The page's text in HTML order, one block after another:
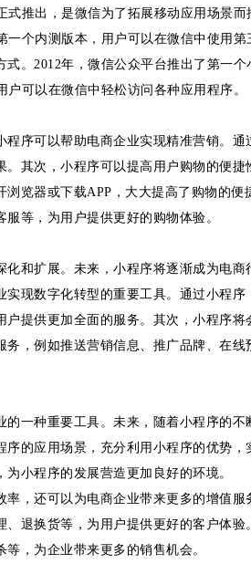
推出，是微信为了拓展移动应用场景
个内测版本，用户可以在微信中使用第
。2012年，微信公众平台推出了第一
可以在微信中轻松访问各种应用程序。
序可以帮助电商企业实现精准营销。
其次，小程序可以提高用户购物的便
览器或下载APP，大大提高了购物的便
等，为用户提供更好的购物体验。
和扩展。未来，小程序将逐渐成为电
现数字化转型的重要工具。通过小程序
提供更加全面的服务。其次，小程序将
，例如推送营销信息、推广品牌、在线
一种重要工具。未来，随着小程序的
的应用场景，充分利用小程序的优势，
小程序的发展营造更加良好的环境。
，还可以为电商企业带来更多的增值
退换货等，为用户提供更好的客户体
，为企业带来更多的销售机会。